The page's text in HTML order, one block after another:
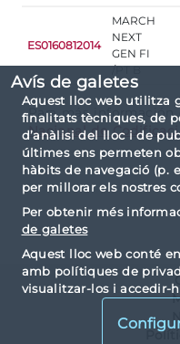
Avís de galetes
Aquest lloc web utilitza
finalitats tècniques, de
d’anàlisi del lloc i de
últimes ens permeten
hàbits de navegació (p.
per millorar els nostres
Per obtenir més
de galetes
Aquest lloc web conté
amb polítiques de
visualitzar-los i accedir-
instal·lades per tercers i
ES0160812014
MARCH
NEXT
GEN FI
/PT B
Para más
Nacional de